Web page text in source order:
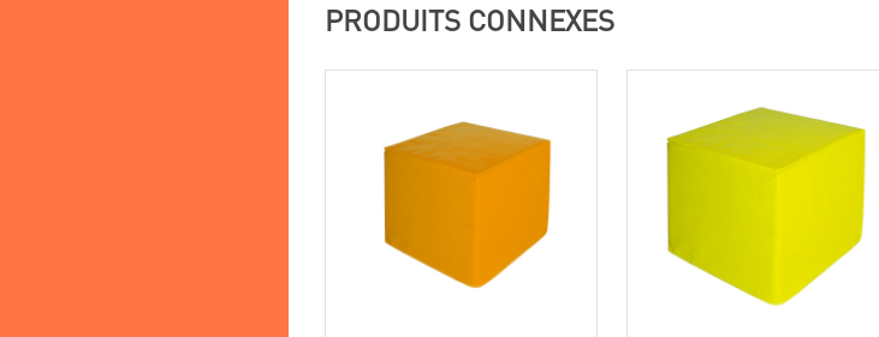
PRODUITS CONNEXES